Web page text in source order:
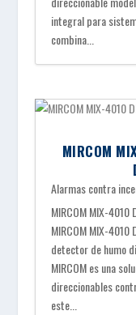
integral para
combina...
MIRCOM
Alarmas contra
MIRCOM MIX-4010
MIRCOM MIX-4010
detector de humo
MIRCOM es una
direccionables
este...